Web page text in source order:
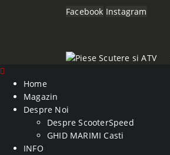
Facebook Instagram
Home
Magazin
Despre Noi
Despre ScooterSpeed
GHID MARIMI Casti
INFO